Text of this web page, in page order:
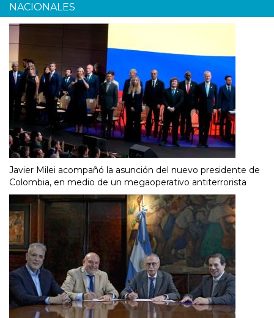
NACIONALES
Javier Milei acompañó la asunción del nuevo presidente de
Colombia, en medio de un megaoperativo antiterrorista